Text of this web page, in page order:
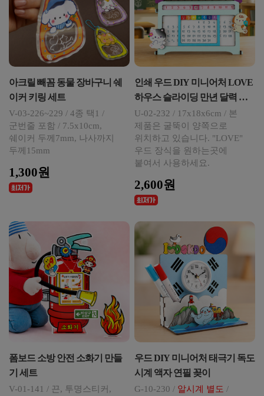
아크릴 빼꼼 동물 장바구니 쉐
이커 키링 세트
V-03-226~229 / 4종 택1 /
군번줄 포함 / 7.5x10cm,
쉐이커 두께7mm, 나사까지
두께15mm
1,300원
인쇄 우드 DIY 미니어처 LOVE
하우스 슬라이딩 만년 달력 연
필 꽂이
U-02-232 / 17x18x6cm / 본
제품은 굴뚝이 양쪽으로
위치하고 있습니다. "LOVE"
우드 장식을 원하는곳에
붙여서 사용하세요.
2,600원
폼보드 소방 안전 소화기 만들
기 세트
V-01-141 / 끈, 투명스티커,
우드 DIY 미니어처 태극기 독도
시계 액자 연필 꽂이
G-10-230 / 알시계 별도 /